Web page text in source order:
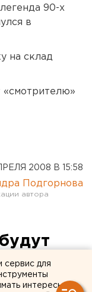
90-х
в
на склад
«смотрителю»
2008 В 15:58
Подгорнова
сервис для
интересы